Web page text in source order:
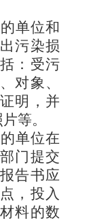
单位和
污染损
：受污
对象、
明，并
等。
单位在
门提交
告书应
，投入
料的数